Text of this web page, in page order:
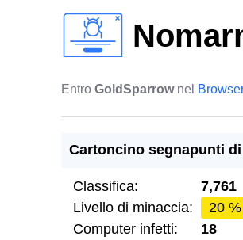
Entro GoldSparrownel
Cartoncino segnapunti
Classifica:
7,761
Livello di minaccia:
20
Computer infetti:
18